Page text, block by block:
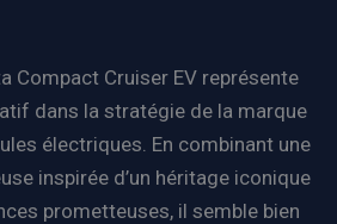
Compact Cruiser EV représente
dans la stratégie de la marque
électriques. En combinant une
inspirée d’un héritage iconique
prometteuses, il semble bien